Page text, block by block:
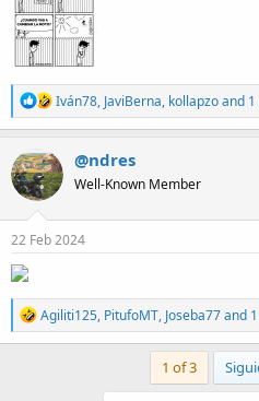
R
e
a
t
i
n
s
Iván78, JaviBerna, kollapzoand
@ndres
Well-Known Member
22 Feb 2024
R
e
a
Agiliti125, PitufoMT, Joseba77and
1 of 3